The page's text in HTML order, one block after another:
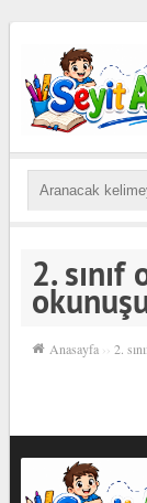
2.
Anasayfa ›› 2.